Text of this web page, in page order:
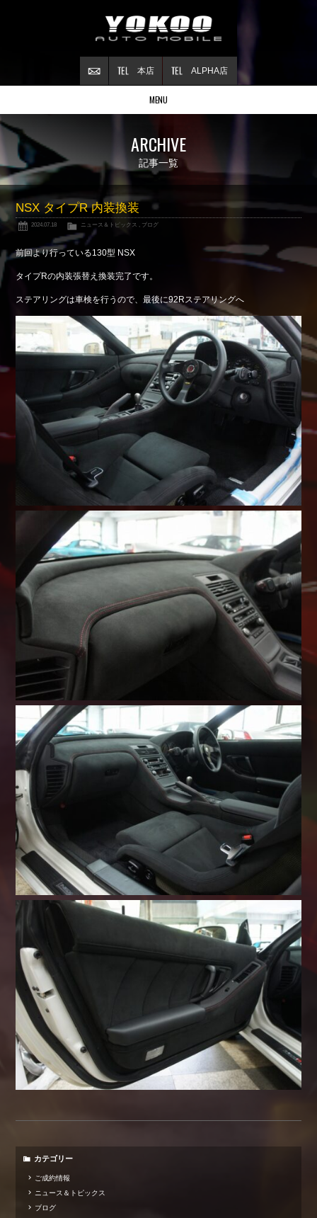
ALPHA店
本店
MENU
Stock list
在庫情報
Contract
ご成約情報
About NSX
NSXについて
Reflesh Plan
整備・修理・カスタム例
Trade in
買取査定
Blog
公式ブログ
Shop info.
店舗紹介
Company
ARCHIVE
記事一覧
NSX タイプR 内装換装
2024.07.18 ニュース＆トピックス , ブログ
前回より行っている130型 NSX
タイプRの内装張替え換装完了です。
ステアリングは車検を行うので、最後に92Rステアリングへ
カテゴリー
ご成約情報
ニュース＆トピックス
ブログ